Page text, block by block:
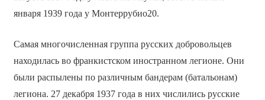
января 1939 года у Монтеррубио20.
Самая многочисленная группа русских добровольцев
находилась во франкистском иностранном легионе. Они
были распылены по различным бандерам (батальонам)
легиона. 27 декабря 1937 года в них числились русские